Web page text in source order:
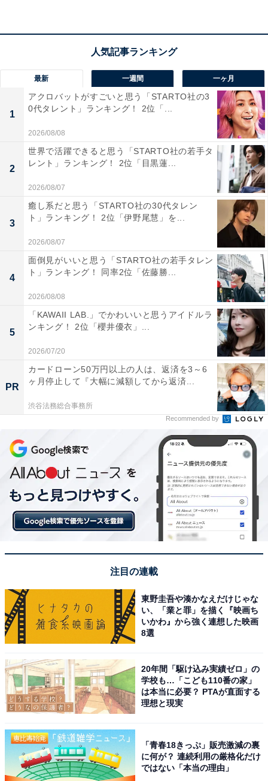
1位：大谷翔平
View this post on Instagram
見事1位に輝いたのは、ロサンゼルス・ドジャースに所
属するメジャーリーガーの大谷翔平選手でした。
バッターとピッチャーの「二刀流」で活躍する大谷選手
は、今や世界トップレベルのプロ野球選手として名をは
せています。2024年には、MLB史上初の1シーズン50本
ーズ制覇にも大きく貢献しました。
プライベートでは元バスケットボール選手の田中真美子
最新 一週間 一ヶ月
1
アクロバットがすごいと思う「STARTO社の3
0代タレント」ランキング！ 2位「...
2026/08/08
2
世界で活躍できると思う「STARTO社の若手タ
レント」ランキング！ 2位「目黒蓮...
2026/08/07
3
癒し系だと思う「STARTO社の30代タレン
ト」ランキング！ 2位「伊野尾慧」を...
2026/08/07
4
面倒見がいいと思う「STARTO社の若手タレン
ト」ランキング！ 同率2位「佐藤勝...
2026/08/08
5
「KAWAII LAB.」でかわいいと思うアイドルラ
ンキング！ 2位「櫻井優衣」...
2026/07/20
PR
カードローン50万円以上の人は、返済を3～6
ヶ月停止して『大幅に減額してから返済...
渋谷法務総合事務所
Recommended by
注目の連載
東野圭吾や湊かなえだけじゃな
い、「業と罪」を描く『映画ち
いかわ』から強く連想した映画
8選
20年間「駆け込み実績ゼロ」の
学校も…「こども110番の家」
は本当に必要？ PTAが直面する
理想と現実
「青春18きっぷ」販売激減の裏
に何が？ 連続利用の厳格化だけ
ではない「本当の理由」